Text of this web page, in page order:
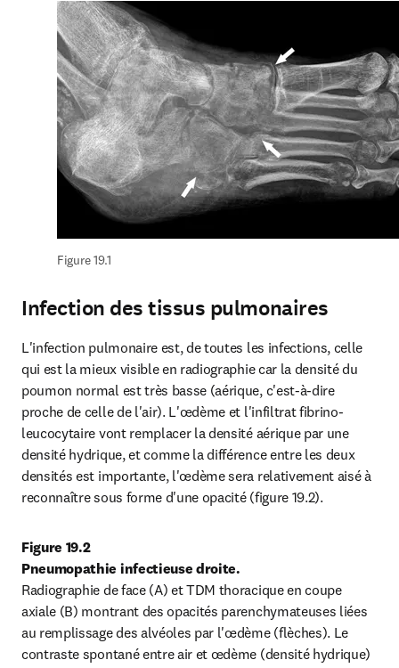
Figure 19.1
Infection des tissus pulmonaires
L'infection pulmonaire est, de toutes les infections, celle
qui est la mieux visible en radiographie car la densité du
poumon normal est très basse (aérique, c'est-à-dire
proche de celle de l'air). L'œdème et l'infiltrat fibrino-
leucocytaire vont remplacer la densité aérique par une
densité hydrique, et comme la différence entre les deux
densités est importante, l'œdème sera relativement aisé à
reconnaître sous forme d'une opacité (figure 19.2).
Figure 19.2
Pneumopathie infectieuse droite.
Radiographie de face (A) et TDM thoracique en coupe
axiale (B) montrant des opacités parenchymateuses liées
au remplissage des alvéoles par l'œdème (flèches). Le
contraste spontané entre air et œdème (densité hydrique)